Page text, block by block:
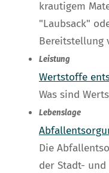
krautigem
"Laubsack"
Bereitstellung
Leistung
Wertstoffe
Was sind
Lebenslage
Die
der Stadt- und